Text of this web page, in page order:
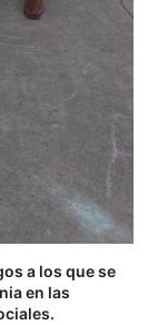
a los que se
en las